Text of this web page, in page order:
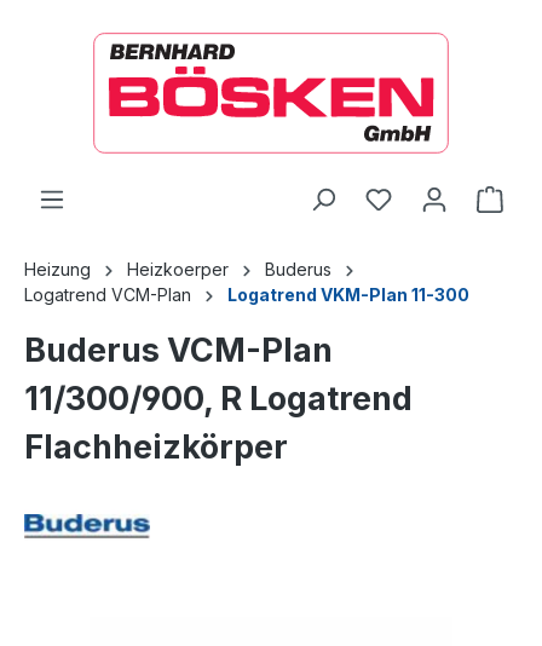
Heizung Heizkoerper
Buderus
Logatrend VCM-Plan
Logatrend VKM-Plan 11-300
Buderus VCM-Plan
11/300/900, R Logatrend
Flachheizkörper